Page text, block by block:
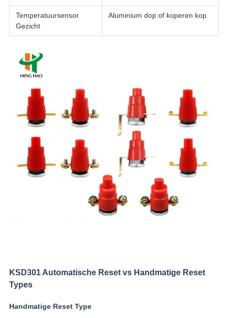
Temperatuursensor
Gezicht
Aluminium dop of koperen kop
KSD301 Automatische Reset vs Handmatige Reset
Types
Handmatige Reset Type